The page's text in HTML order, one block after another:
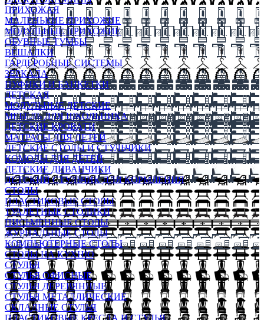
ПРИХОЖАЯ
МАЛЕНЬКИЕ ПРИХОЖИЕ
МОДУЛЬНЫЕ ПРИХОЖИЕ
ОБУВНЫЕ ТУМБЫ
ВЕШАЛКИ
ГАРДЕРОБНЫЕ СИСТЕМЫ
ЗЕРКАЛА
ПУФИКИ И БАНКЕТКИ
ДЕТСКАЯ
МОДУЛЬНЫЕ ДЕТСКИЕ
МЕБЕЛЬ ДЛЯ ШКОЛЬНИКА
ДЕТСКИЕ КРОВАТИ
МАТРАСЫ ДЛЯ ДЕТЕЙ
ДЕТСКИЕ СТОЛЫ И СТУЛЬЧИКИ
КОМОДЫ ДЛЯ ДЕТЕЙ
ДЕТСКИЕ ДИВАНЧИКИ
ДЕТСКИЙ СТУЛЬЧИК ДЛЯ КОРМЛЕНИЯ
СТОЛЫ
ПЛАСТИКОВЫЕ СТОЛЫ
ТУАЛЕТНЫЕ СТОЛИКИ
ПИСЬМЕННЫЕ СТОЛЫ
ЖУРНАЛЬНЫЕ СТОЛЫ
КОМПЬЮТЕРНЫЕ СТОЛЫ
СТОЛЫ НА КУХНЮ
СТУЛЬЯ
СТУЛЬЯ ОФИСНЫЕ
СТУЛЬЯ ДЕРЕВЯННЫЕ
СТУЛЬЯ МЕТАЛЛИЧЕСКИЕ
СКЛАДНЫЕ СТУЛЬЯ